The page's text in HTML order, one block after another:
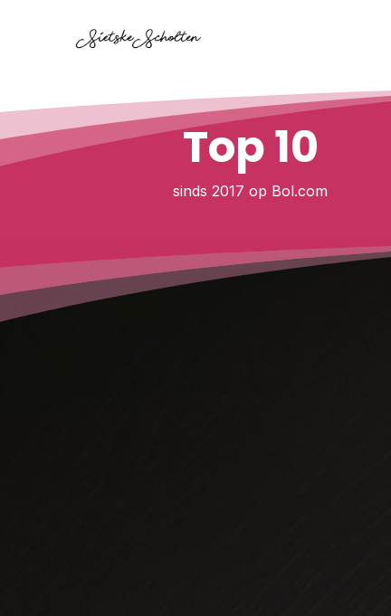
Top 10
sinds 2017 op Bol.com